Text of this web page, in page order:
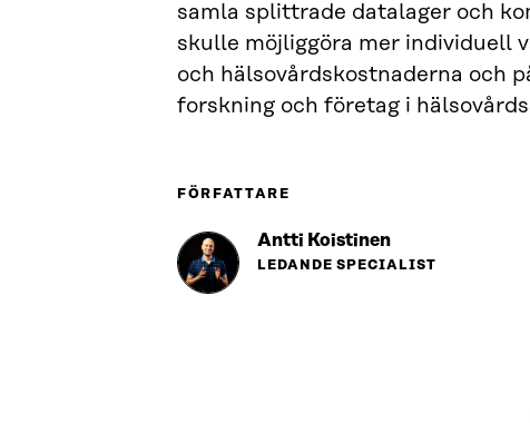
samla splittrade datalager och
skulle möjliggöra mer individuell
och hälsovårdskostnaderna och
forskning och företag i
FÖRFATTARE
Antti Koistinen
LEDANDE SPECIALIST